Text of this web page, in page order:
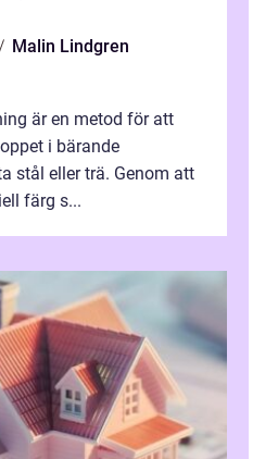
Malin Lindgren
är en metod för att
i bärande
stål eller trä. Genom att
färg s...